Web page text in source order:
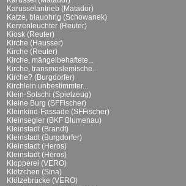
Karusselantrieb (Matador)
Katze, blauohrig (Schowanek)
Kerzenleuchter (Reuter)
Kiosk (Reuter)
Kirche (Hausser)
Kirche (Reuter)
Kirche, mängelbehaftete...
Kirche, transmoslemische...
Kirche? (Burgdorfer)
Kirchlein unbestimmter...
Klein-Sotschi (Spielzeug)
Kleine Burg (SFFischer)
Kleinkind-Fassade (SFFischer)
Kleinsegler (BKF Blumenau)
Kleinstadt (Brandt)
Kleinstadt (Burgdorfer)
Kleinstadt (Heros)
Kleinstadt (Heros)
Klopperei (VERO)
Klötzchen (Sina)
Klötzebrücke (VERO)